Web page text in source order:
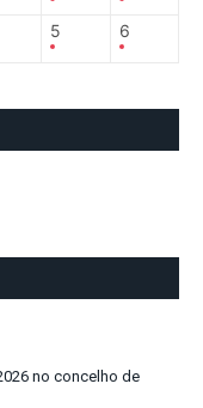
5 6
no concelho de